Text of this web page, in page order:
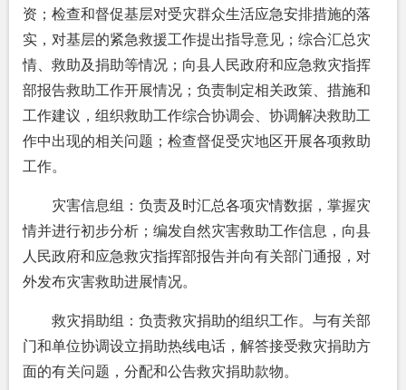
资；检查和督促基层对受灾群众生活应急安排措施的落
实，对基层的紧急救援工作提出指导意见；综合汇总灾
情、救助及捐助等情况；向县人民政府和应急救灾指挥
部报告救助工作开展情况；负责制定相关政策、措施和
工作建议，组织救助工作综合协调会、协调解决救助工
作中出现的相关问题；检查督促受灾地区开展各项救助
工作。
灾害信息组：负责及时汇总各项灾情数据，掌握灾
情并进行初步分析；编发自然灾害救助工作信息，向县
人民政府和应急救灾指挥部报告并向有关部门通报，对
外发布灾害救助进展情况。
救灾捐助组：负责救灾捐助的组织工作。与有关部
门和单位协调设立捐助热线电话，解答接受救灾捐助方
面的有关问题，分配和公告救灾捐助款物。